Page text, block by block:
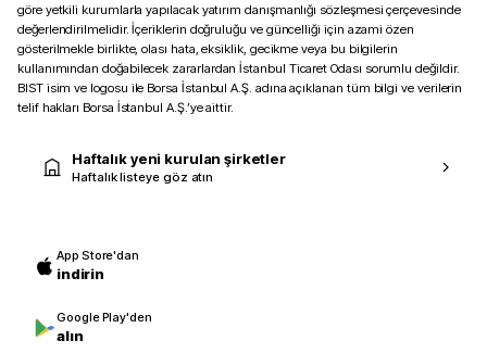
göre yetkili kurumlarla yapılacak yatırım danışmanlığı sözleşmesi çerçevesinde
değerlendirilmelidir. İçeriklerin doğruluğu ve güncelliği için azami özen
gösterilmekle birlikte, olası hata, eksiklik, gecikme veya bu bilgilerin
kullanımından doğabilecek zararlardan İstanbul Ticaret Odası sorumlu değildir.
BIST isim ve logosu ile Borsa İstanbul A.Ş. adına açıklanan tüm bilgi ve verilerin
telif hakları Borsa İstanbul A.Ş.’ye aittir.
Haftalık yeni kurulan şirketler
Haftalık listeye göz atın
App Store'dan
indirin
Google Play'den
alın